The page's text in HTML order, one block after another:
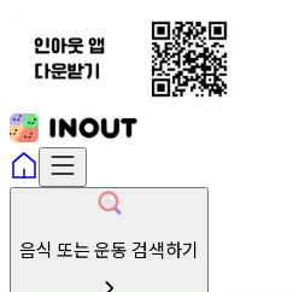
음식 또는 운동 검색하기